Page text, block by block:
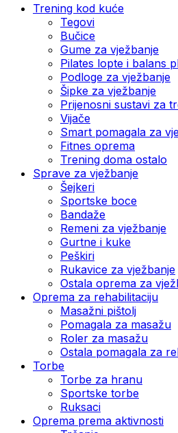
Trening kod kuće
Tegovi
Bučice
Gume za vježbanje
Pilates lopte i balans
Podloge za vježbanje
Šipke za vježbanje
Prijenosni sustavi za
Vijače
Smart pomagala za
Fitnes oprema
Trening doma ostalo
Sprave za vježbanje
Šejkeri
Sportske boce
Bandaže
Remeni za vježbanje
Gurtne i kuke
Peškiri
Rukavice za vježbanje
Ostala oprema za
Oprema za rehabilitaciju
Masažni pištolj
Pomagala za masažu
Roler za masažu
Ostala pomagala za
Torbe
Torbe za hranu
Sportske torbe
Ruksaci
Oprema prema aktivnosti